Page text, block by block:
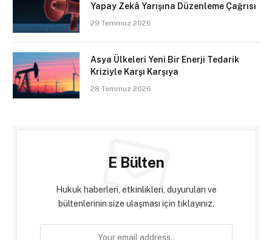
Yapay Zekâ Yarışına Düzenleme Çağrısı
29 Temmuz 2026
Asya Ülkeleri Yeni Bir Enerji Tedarik
Kriziyle Karşı Karşıya
28 Temmuz 2026
E Bülten
Hukuk haberleri, etkinlikleri, duyuruları ve
bültenlerinin size ulaşması için tıklayınız.